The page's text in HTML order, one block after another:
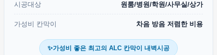
시공대상 원룸/병원/학원/사무실/상가
가성비 칸막이 차음 방음 저렴한 비용
✨가성비 좋은 최고의 ALC 칸막이 내벽시공